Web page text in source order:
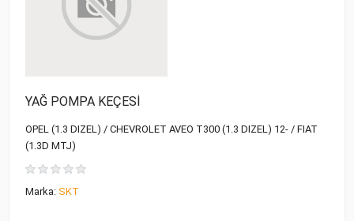
YAĞ POMPA KEÇESİ
OPEL (1.3 DIZEL) / CHEVROLET AVEO T300 (1.3 DIZEL) 12- / FIAT
(1.3D MTJ)
Marka: SKT